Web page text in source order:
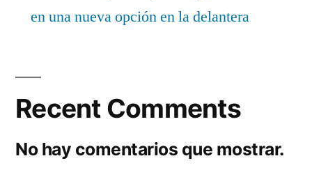
en una nueva opción en la delantera
Recent Comments
No hay comentarios que mostrar.